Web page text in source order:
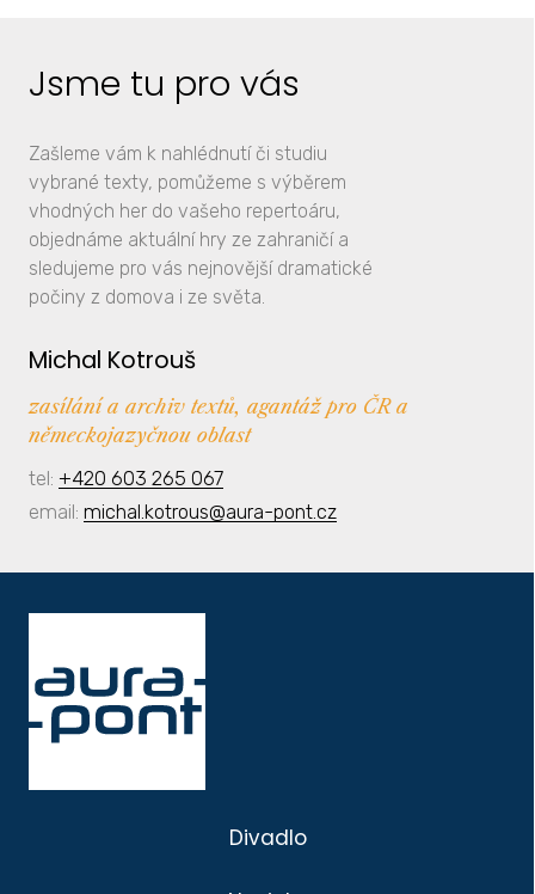
Jsme tu pro vás
Zašleme vám k nahlédnutí či studiu
vybrané texty, pomůžeme s výběrem
vhodných her do vašeho repertoáru,
objednáme aktuální hry ze zahraničí a
sledujeme pro vás nejnovější dramatické
počiny z domova i ze světa.
Michal Kotrouš
zasílání a archiv textů, agantáž pro ČR a
německojazyčnou oblast
tel: +420 603 265 067
email: michal.kotrous@aura-pont.cz
Divadlo